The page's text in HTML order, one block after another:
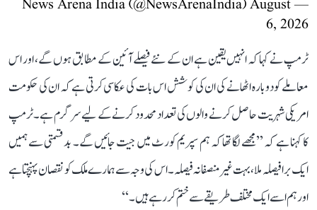
— News Arena India (@NewsArenaIndia)
August
6, 2026
ٹرمپ نے کہا کہ انہیں یقین ہے ان کے نئے فیصلے آئین کے مطابق ہوں گے، اور اس
معاملے کو دوبارہ اٹھانے کی ان کی کوشش اس بات کی عکاسی کرتی ہے کہ ان کی حکومت
امریکی شہریت حاصل کرنے والوں کی تعداد محدود کرنے کے لیے سرگرم ہے۔ ٹرمپ
کا کہنا ہے کہ ’’مجھے لگا تھا کہ ہم سپریم کورٹ میں جیت جائیں گے۔ بدقسمتی سے ہمیں
ایک برا فیصلہ ملا، بہت غیر منصفانہ فیصلہ۔ اس کی وجہ سے ہمارے ملک کو نقصان پہنچتا ہے
اور ہم اسے ایک مختلف طریقے سے ختم کر رہے ہیں۔‘‘